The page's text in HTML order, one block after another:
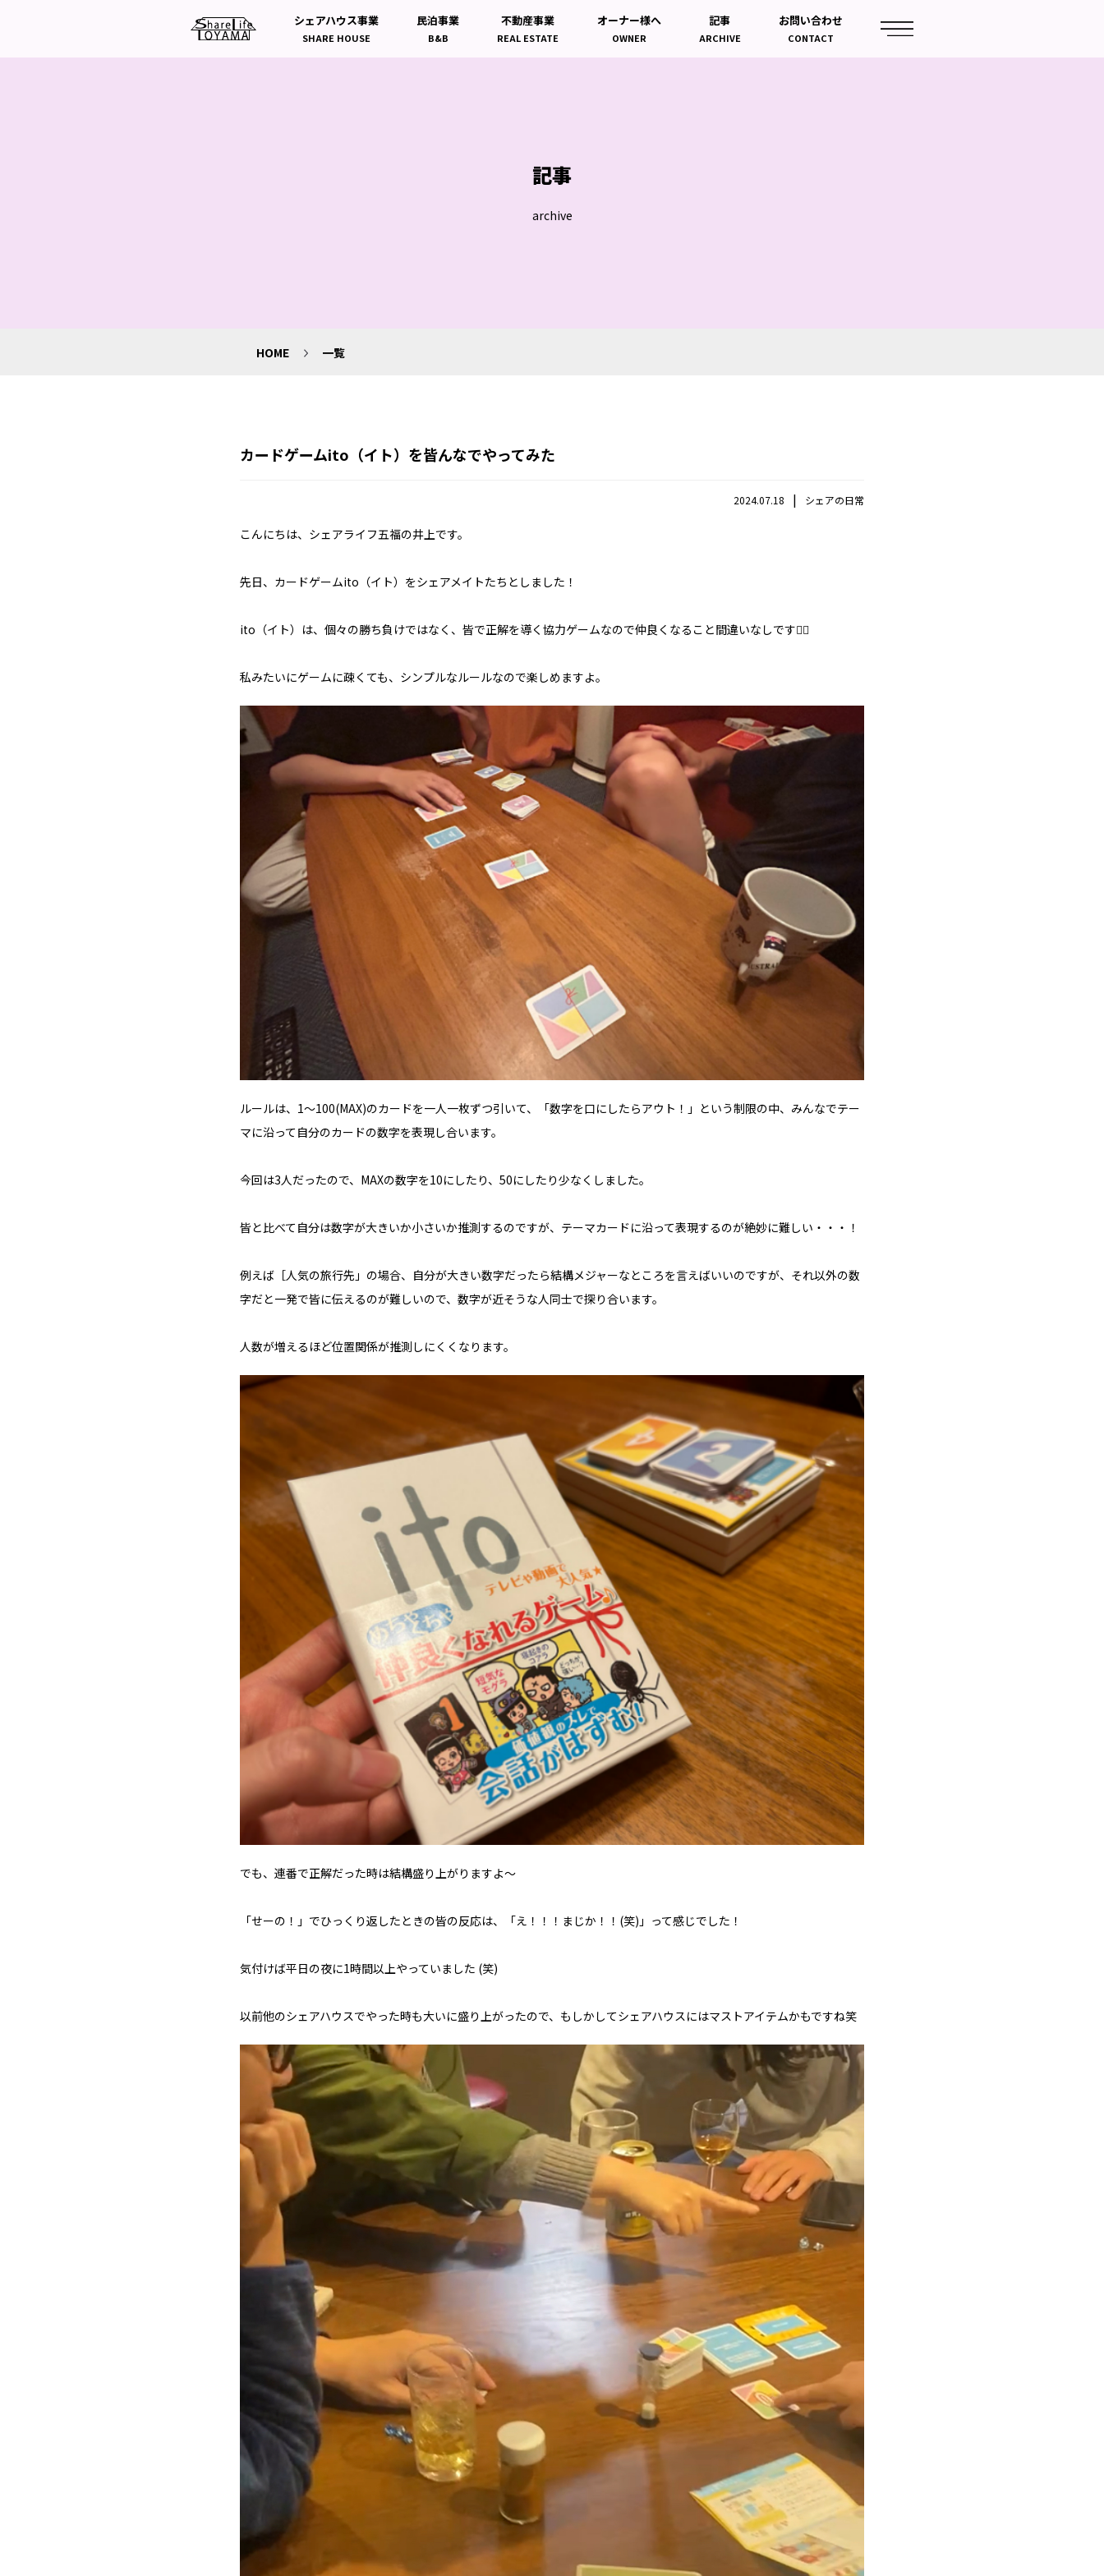
シェアハウス事業
SHARE HOUSE
民泊事業
B&B
不動産事業
REAL ESTATE
オーナー様へ
OWNER
記事
ARCHIVE
お問い合わせ
CONTACT
記事
archive
HOME 一覧
カードゲームito（イト）を皆んなでやってみた
2024.07.18 | シェアの日常
こんにちは、シェアライフ五福の井上です。
先日、カードゲームito（イト）をシェアメイトたちとしました！
ito（イト）は、個々の勝ち負けではなく、皆で正解を導く協力ゲームなので仲良くなること間違いなしです👍🏻
私みたいにゲームに疎くても、シンプルなルールなので楽しめますよ。
ルールは、1～100(MAX)のカードを一人一枚ずつ引いて、「数字を口にしたらアウト！」という制限の中、みんなでテー
マに沿って自分のカードの数字を表現し合います。
今回は3人だったので、MAXの数字を10にしたり、50にしたり少なくしました。
皆と比べて自分は数字が大きいか小さいか推測するのですが、テーマカードに沿って表現するのが絶妙に難しい・・・！
例えば［人気の旅行先」の場合、自分が大きい数字だったら結構メジャーなところを言えばいいのですが、それ以外の数
字だと一発で皆に伝えるのが難しいので、数字が近そうな人同士で探り合います。
人数が増えるほど位置関係が推測しにくくなります。
でも、連番で正解だった時は結構盛り上がりますよ～
「せーの！」でひっくり返したときの皆の反応は、「え！！！まじか！！(笑)」って感じでした！
気付けば平日の夜に1時間以上やっていました (笑)
以前他のシェアハウスでやった時も大いに盛り上がったので、もしかしてシェアハウスにはマストアイテムかもですね笑